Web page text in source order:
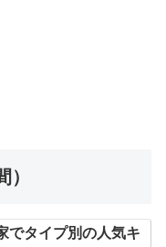
でタイプ別の人気キ